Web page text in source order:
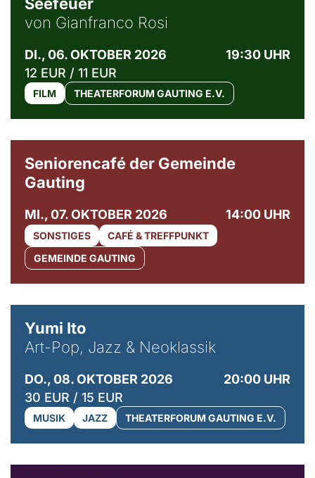
von Gianfranco Rosi
DI., 06. OKTOBER 2026
19:30 UHR
12 EUR / 11 EUR
FILM THEATERFORUM GAUTING E.V.
Seniorencafé der Gemeinde
Gauting
MI., 07. OKTOBER 2026 14:00 UHR
SONSTIGES
CAFÉ & TREFFPUNKT
GEMEINDE GAUTING
Yumi Ito
Art-Pop, Jazz & Neoklassik
DO., 08. OKTOBER 2026
20:00 UHR
30 EUR / 15 EUR
MUSIK JAZZ THEATERFORUM GAUTING E.V.